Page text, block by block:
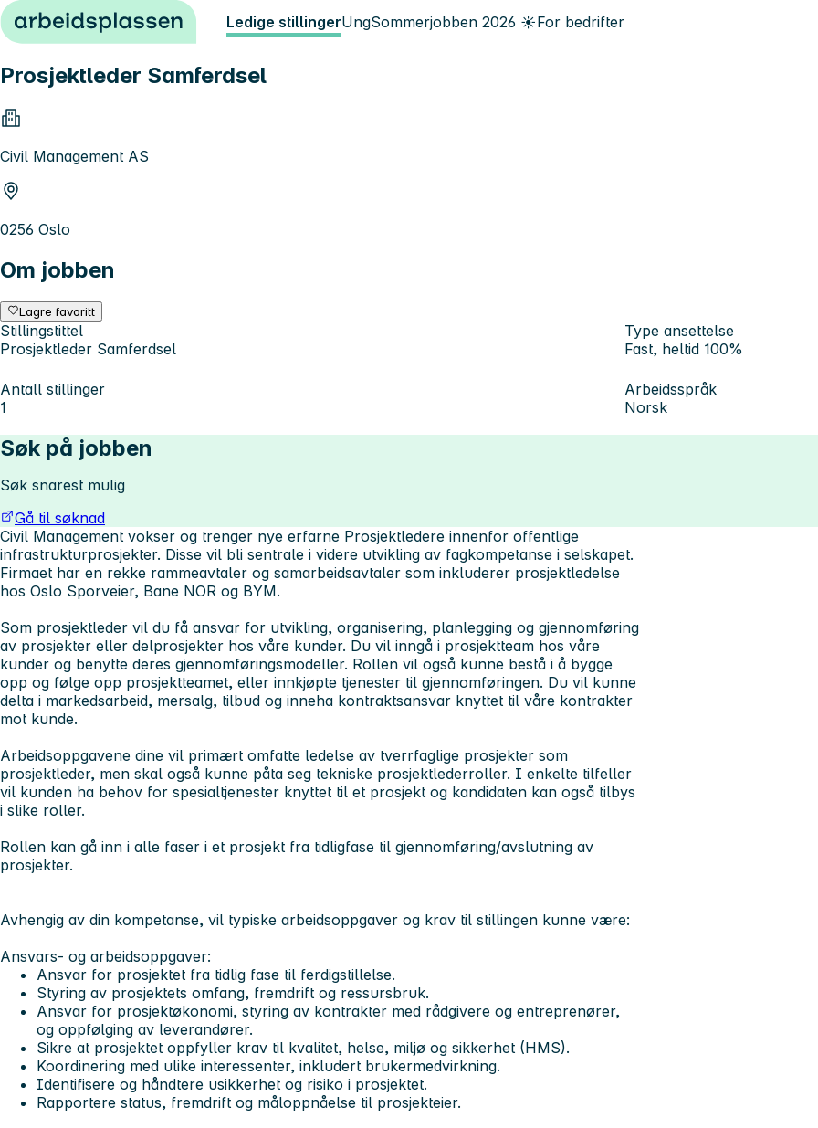
Hopp til innhold Ledige stillingerUngSommerjobben 2026 ☀️For bedrifter
Prosjektleder Samferdsel
Civil Management AS
0256 Oslo
Om jobben
Lagre favoritt
Stillingstittel
Prosjektleder Samferdsel
Type ansettelse
Fast, heltid 100%
Antall stillinger
1
Arbeidsspråk
Norsk
Søk på jobben
Søk snarest mulig
Gå til søknad
Civil Management vokser og trenger nye erfarne Prosjektledere innenfor offentlige
infrastrukturprosjekter. Disse vil bli sentrale i videre utvikling av fagkompetanse i selskapet.
Firmaet har en rekke rammeavtaler og samarbeidsavtaler som inkluderer prosjektledelse
hos Oslo Sporveier, Bane NOR og BYM.
Som prosjektleder vil du få ansvar for utvikling, organisering, planlegging og gjennomføring
av prosjekter eller delprosjekter hos våre kunder. Du vil inngå i prosjektteam hos våre
kunder og benytte deres gjennomføringsmodeller. Rollen vil også kunne bestå i å bygge
opp og følge opp prosjektteamet, eller innkjøpte tjenester til gjennomføringen. Du vil kunne
delta i markedsarbeid, mersalg, tilbud og inneha kontraktsansvar knyttet til våre kontrakter
mot kunde.
Arbeidsoppgavene dine vil primært omfatte ledelse av tverrfaglige prosjekter som
prosjektleder, men skal også kunne påta seg tekniske prosjektlederroller. I enkelte tilfeller
vil kunden ha behov for spesialtjenester knyttet til et prosjekt og kandidaten kan også tilbys
i slike roller.
Rollen kan gå inn i alle faser i et prosjekt fra tidligfase til gjennomføring/avslutning av
prosjekter.
Avhengig av din kompetanse, vil typiske arbeidsoppgaver og krav til stillingen kunne være:
Ansvars- og arbeidsoppgaver:
Ansvar for prosjektet fra tidlig fase til ferdigstillelse.
Styring av prosjektets omfang, fremdrift og ressursbruk.
Ansvar for prosjektøkonomi, styring av kontrakter med rådgivere og entreprenører,
og oppfølging av leverandører.
Sikre at prosjektet oppfyller krav til kvalitet, helse, miljø og sikkerhet (HMS).
Koordinering med ulike interessenter, inkludert brukermedvirkning.
Identifisere og håndtere usikkerhet og risiko i prosjektet.
Rapportere status, fremdrift og måloppnåelse til prosjekteier.